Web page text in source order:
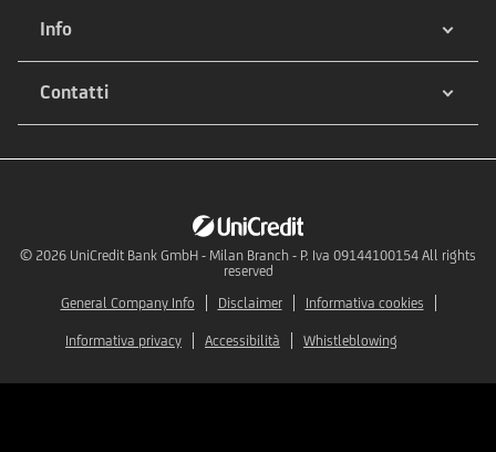
Info
Contatti
© 2026 UniCredit Bank GmbH - Milan Branch - P. Iva 09144100154 All rights
reserved
General Company Info
Disclaimer Informativa cookies
Informativa privacy Accessibilità Whistleblowing